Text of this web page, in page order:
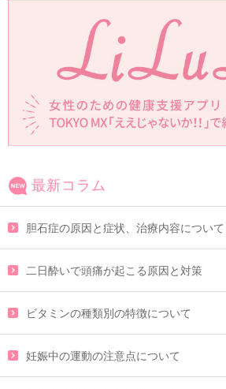
最新コラム
胆石症の原因と症状、治療内容について
二日酔いで頭痛が起こる原因と対策
ビタミンの種類別の特徴について
妊娠中の運動の注意点について